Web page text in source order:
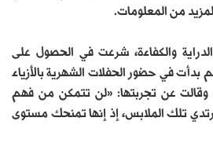
من المعلومات.
والكفاءة، شرعت في الحصول على
في حضور الحفلات الشهرية بالأزياء
وقالت عن تجربتها: «لن تتمكن من فهم
تلك الملابس، إذ إنها تمنحك مستوى